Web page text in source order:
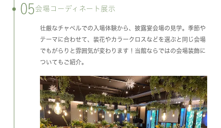
05 会場コーディネート展示
壮厳なチャペルでの入場体験から、披露宴会場の見学。季節や
テーマに合わせて、装花やカラークロスなどを選ぶと同じ会場
でもがらりと雰囲気が変わります！当館ならではの会場装飾に
ついてもご紹介。